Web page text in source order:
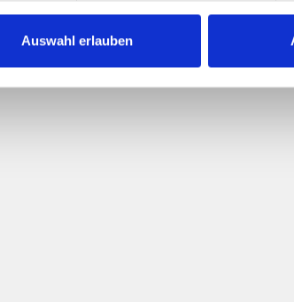
Auswahl erlauben